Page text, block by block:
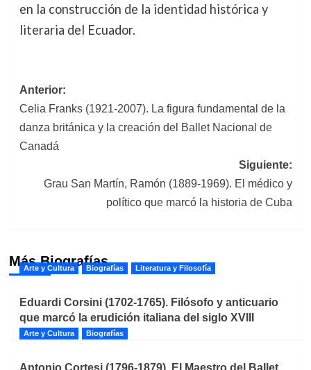
en la construcción de la identidad histórica y
literaria del Ecuador.
Navegación
de
entradas
Anterior:
Celia Franks (1921-2007). La figura fundamental de la
danza británica y la creación del Ballet Nacional de
Canadá
Siguiente:
Grau San Martín, Ramón (1889-1969). El médico y
político que marcó la historia de Cuba
Más Biografías
Arte y Cultura Biografías Literatura y Filosofía
Eduardi Corsini (1702-1765). Filósofo y anticuario
que marcó la erudición italiana del siglo XVIII
Arte y Cultura Biografías
Antonio Cortesi (1796-1879). El Maestro del Ballet